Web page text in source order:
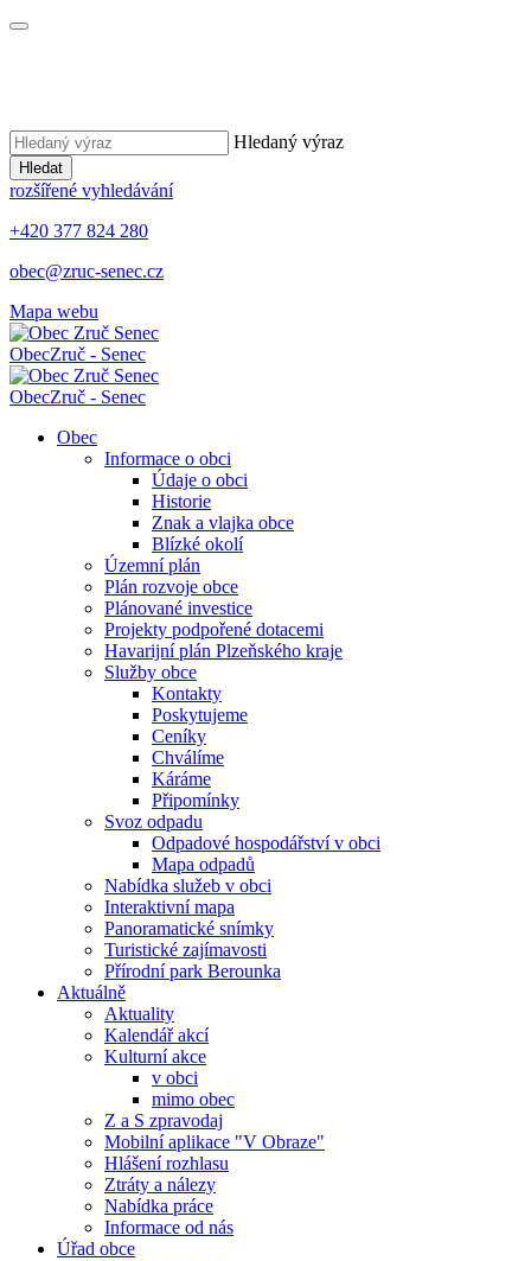
Hledaný výraz
Hledat
rozšířené vyhledávání
+420 377 824 280
obec@zruc-senec.cz
Mapa webu
ObecZruč - Senec
ObecZruč - Senec
Obec
Informace o obci
Údaje o obci
Historie
Znak a vlajka obce
Blízké okolí
Územní plán
Plán rozvoje obce
Plánované investice
Projekty podpořené dotacemi
Havarijní plán Plzeňského kraje
Služby obce
Kontakty
Poskytujeme
Ceníky
Chválíme
Káráme
Připomínky
Svoz odpadu
Odpadové hospodářství v obci
Mapa odpadů
Nabídka služeb v obci
Interaktivní mapa
Panoramatické snímky
Turistické zajímavosti
Přírodní park Berounka
Aktuálně
Aktuality
Kalendář akcí
Kulturní akce
v obci
mimo obec
Z a S zpravodaj
Mobilní aplikace "V Obraze"
Hlášení rozhlasu
Ztráty a nálezy
Nabídka práce
Informace od nás
Úřad obce